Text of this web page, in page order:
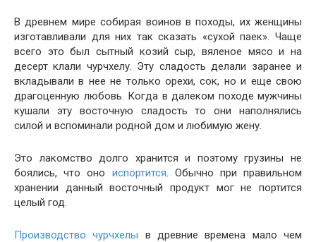
В древнем мире собирая воинов в походы, их женщины
изготавливали для них так сказать «сухой паек». Чаще
всего это был сытный козий сыр, вяленое мясо и на
десерт клали чурчхелу. Эту сладость делали заранее и
вкладывали в нее не только орехи, сок, но и еще свою
драгоценную любовь. Когда в далеком походе мужчины
кушали эту восточную сладость то они наполнялись
силой и вспоминали родной дом и любимую жену.
Это лакомство долго хранится и поэтому грузины не
боялись, что оно испортится. Обычно при правильном
хранении данный восточный продукт мог не портится
целый год.
Производство чурчхелы в древние времена мало чем